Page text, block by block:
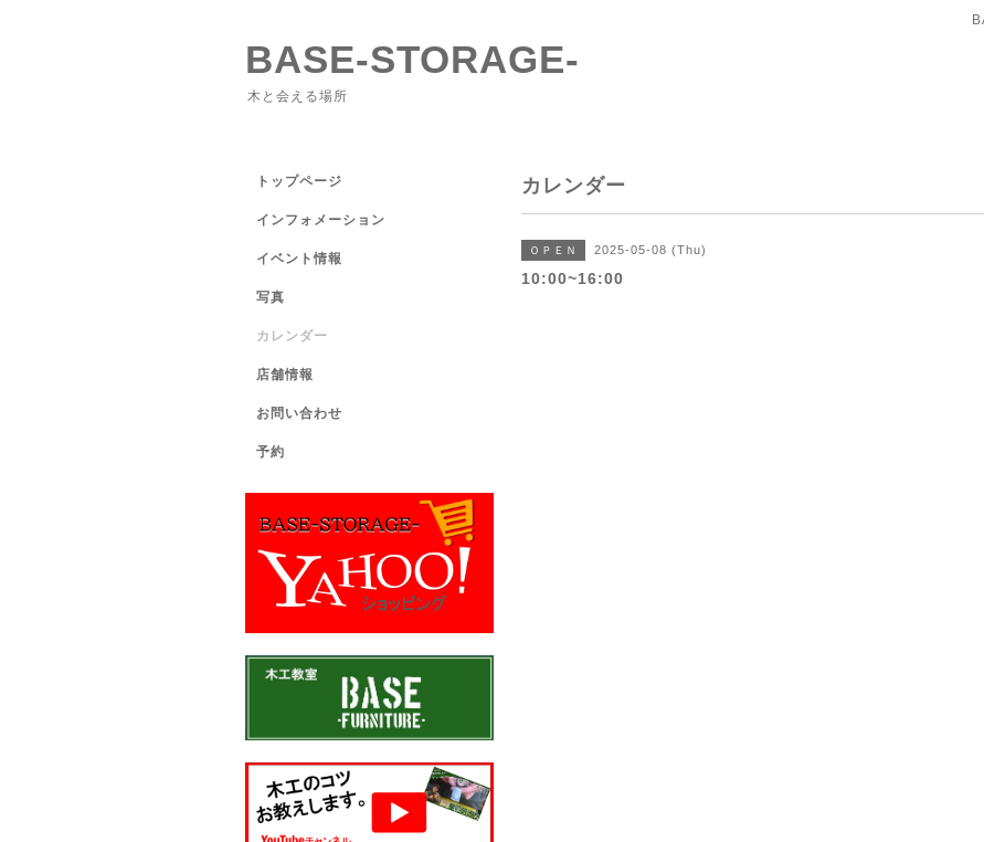
BASE-STORAGE-
木と会える場所
カレンダー
ＯＰＥＮ 2025-05-08 (Thu)
10:00~16:00
トップページ
インフォメーション
イベント情報
写真
カレンダー
店舗情報
お問い合わせ
予約